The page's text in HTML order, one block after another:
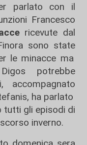
parlato con il
Francesco
ricevute dal
sono state
le minacce ma
potrebbe
accompagnato
ha parlato
tutti gli episodi di
inverno.